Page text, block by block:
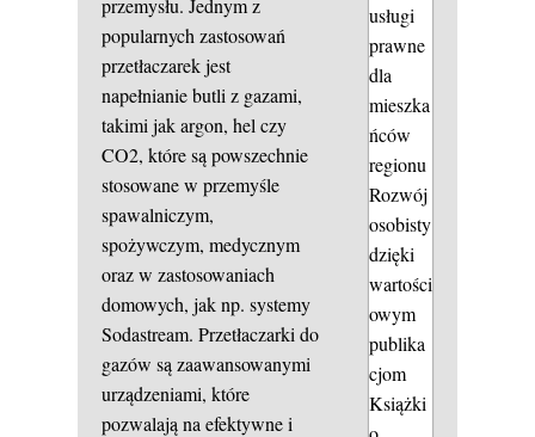
przemysłu. Jednym z
popularnych zastosowań
przetłaczarek jest
napełnianie butli z gazami,
takimi jak argon, hel czy
CO2, które są powszechnie
stosowane w przemyśle
spawalniczym,
spożywczym, medycznym
oraz w zastosowaniach
domowych, jak np. systemy
Sodastream. Przetłaczarki do
gazów są zaawansowanymi
urządzeniami, które
pozwalają na efektywne i
usługi
prawne
dla
mieszka
ńców
regionu
Rozwój
osobisty
dzięki
wartości
owym
publika
cjom
Książki